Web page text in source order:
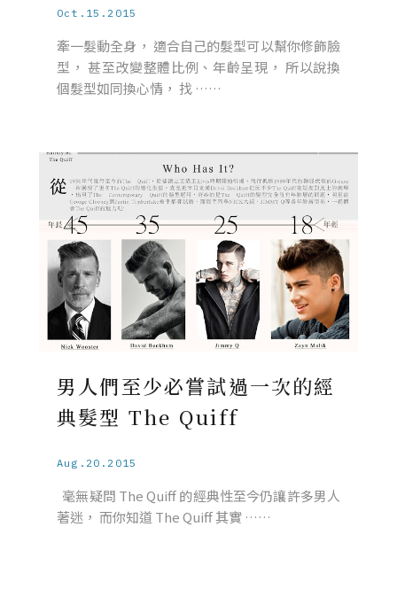
Oct.15.2015
牽一髮動全身， 適合自己的髮型可以幫你修飾臉
型， 甚至改變整體比例、年齡呈現， 所以說換
個髮型如同換心情， 找 ……
男人們至少必嘗試過一次的經
典髮型 The Quiff
Aug.20.2015
毫無疑問 The Quiff 的經典性至今仍讓許多男人
著迷， 而你知道 The Quiff 其實 ……